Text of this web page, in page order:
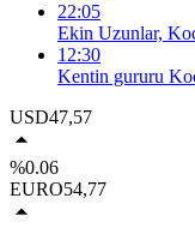
22:05
Ekin Uzunlar,
12:30
Kentin gururu
USD47,57
%0.06
EURO54,77